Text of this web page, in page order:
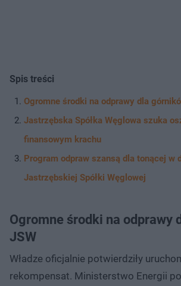
Spis treści
Ogromne środki na odprawy dla
Jastrzębska Spółka Węglowa szuka
finansowym krachu
Program odpraw szansą dla tonącej w
Jastrzębskiej Spółki Węglowej
Ogromne środki na odprawy
JSW
Władze oficjalnie potwierdziły
rekompensat. Ministerstwo Energii